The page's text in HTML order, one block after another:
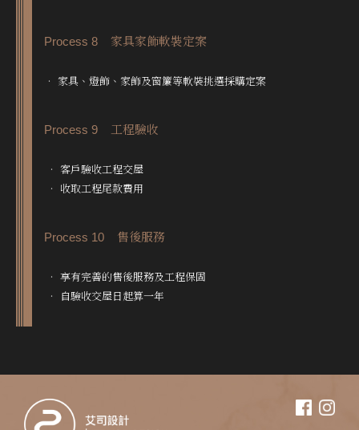
Process 8 家具家飾軟裝定案
‧ 家具、燈飾、家飾及窗簾等軟裝挑選採購定案
Process 9 工程驗收
‧ 客戶驗收工程交屋
‧ 收取工程尾款費用
Process 10 售後服務
‧ 享有完善的售後服務及工程保固
‧ 自驗收交屋日起算一年